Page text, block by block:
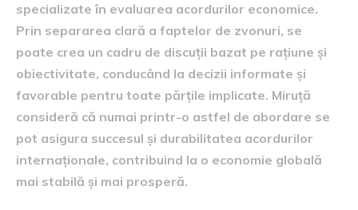
specializate în evaluarea acordurilor economice.
Prin separarea clară a faptelor de zvonuri, se
poate crea un cadru de discuții bazat pe rațiune și
obiectivitate, conducând la decizii informate și
favorable pentru toate părțile implicate. Miruță
consideră că numai printr-o astfel de abordare se
pot asigura succesul și durabilitatea acordurilor
internaționale, contribuind la o economie globală
mai stabilă și mai prosperă.